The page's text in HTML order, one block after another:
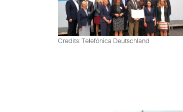
Credits: Telefónica Deutschland